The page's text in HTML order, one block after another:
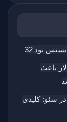
نود 32
باعث
سئو: کلیدی